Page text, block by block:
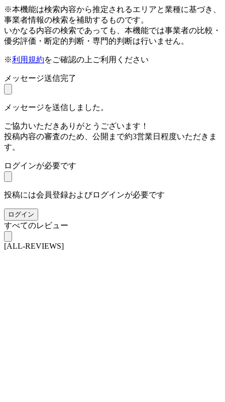
※本機能は検索内容から推定されるエリアと業種に基づき、
事業者情報の検索を補助するものです。
いかなる内容の検索であっても、本機能では事業者の比較・
優劣評価・断定的判断・専門的判断は行いません。
※利用規約をご確認の上ご利用ください
メッセージ送信完了
メッセージを送信しました。
ご協力いただきありがとうございます！
投稿内容の審査のため、公開まで約3営業日程度いただきま
す。
ログインが必要です
投稿には会員登録およびログインが必要です
ログイン
すべてのレビュー
[ALL-REVIEWS]